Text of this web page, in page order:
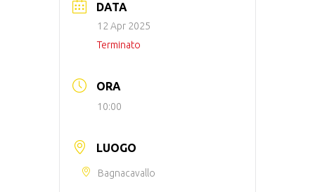
DATA
12 Apr 2025
Terminato
ORA
10:00
LUOGO
Bagnacavallo